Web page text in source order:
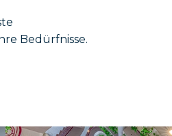
Bedürfnisse.